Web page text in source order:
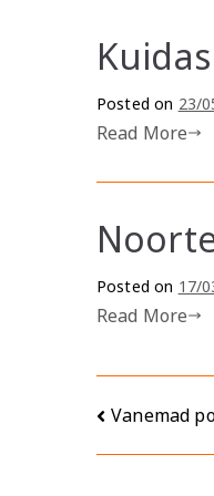
Posted on 23/
Read More
Posted on 17/
Read More
Vanemad